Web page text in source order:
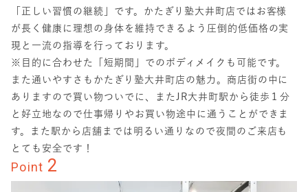
「正しい習慣の継続」です。かたぎり塾大井町店ではお客様
が長く健康に理想の身体を維持できるよう圧倒的低価格の実
現と一流の指導を行っております。
※目的に合わせた「短期間」でのボディメイクも可能です。
また通いやすさもかたぎり塾大井町店の魅力。商店街の中に
ありますので買い物ついでに、またJR大井町駅から徒歩１分
と好立地なので仕事帰りやお買い物途中に通うことができま
す。また駅から店舗までは明るい通りなので夜間のご来店も
とても安全です！
Point 2